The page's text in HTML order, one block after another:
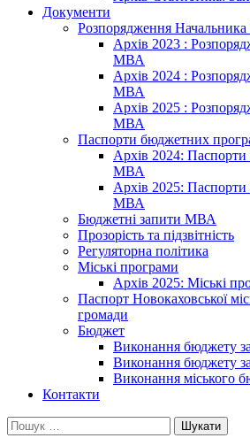
Документи
Розпорядження
Архів 2023 :
МВА
Архів 2024 :
МВА
Архів 2025 :
МВА
Паспорти бюджетних
Архів 2024:
МВА
Архів 2025:
МВА
Бюджетні запити МВА
Прозорість та підзвітність
Регуляторна політика
Міські програми
Архів 2025: Міські
Паспорт Новокаховської
громади
Бюджет
Виконання бюджету
Виконання бюджету
Виконання міського
Контакти
Пошук: